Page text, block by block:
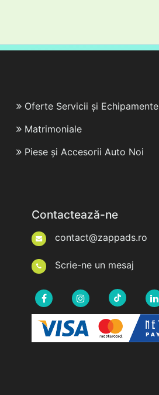
Oferte Servicii și Echipamente
Matrimoniale
Piese și Accesorii Auto Noi
Contactează-ne
contact@zappads.ro
Scrie-ne un mesaj